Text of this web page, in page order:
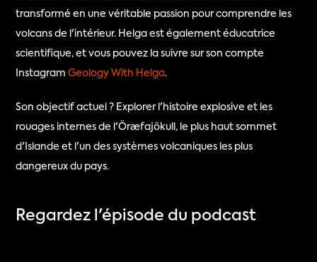
transformé en une véritable passion pour comprendre les
volcans de l'intérieur. Helga est également éducatrice
scientifique, et vous pouvez la suivre sur son compte
Instagram Geology With Helga.
Son objectif actuel ? Explorer l'histoire explosive et les
rouages internes de l'Öræfajökull, le plus haut sommet
d'Islande et l'un des systèmes volcaniques les plus
dangereux du pays.
Regardez l'épisode du podcast